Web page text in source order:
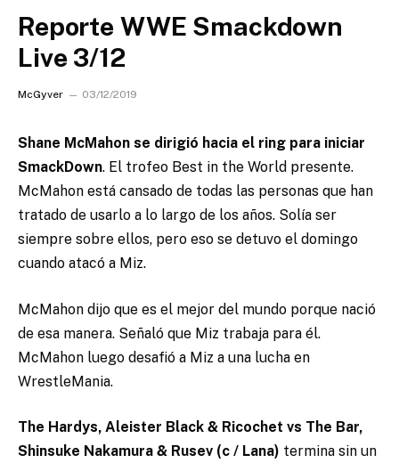
Reporte WWE Smackdown
Live 3/12
McGyver 03/12/2019
Shane McMahon se dirigió hacia el ring para iniciar
SmackDown. El trofeo Best in the World presente.
McMahon está cansado de todas las personas que han
tratado de usarlo a lo largo de los años. Solía ​​ser
siempre sobre ellos, pero eso se detuvo el domingo
cuando atacó a Miz.
McMahon dijo que es el mejor del mundo porque nació
de esa manera. Señaló que Miz trabaja para él.
McMahon luego desafió a Miz a una lucha en
WrestleMania.
The Hardys, Aleister Black & Ricochet vs The Bar,
Shinsuke Nakamura & Rusev (c / Lana) termina sin un